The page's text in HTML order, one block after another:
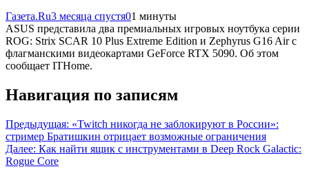
Газета.Ru3 месяца спустя01 минуты
ASUS представила два премиальных игровых ноутбука серии
ROG: Strix SCAR 10 Plus Extreme Edition и Zephyrus G16 Air с
флагманскими видеокартами GeForce RTX 5090. Об этом
сообщает ITHome.
Навигация по записям
Предыдущая: «Twitch никогда не заблокируют в России»:
стример Братишкин отрицает возможные ограничения
Далее: Как найти ящик с инструментами в Deep Rock Galactic:
Rogue Core